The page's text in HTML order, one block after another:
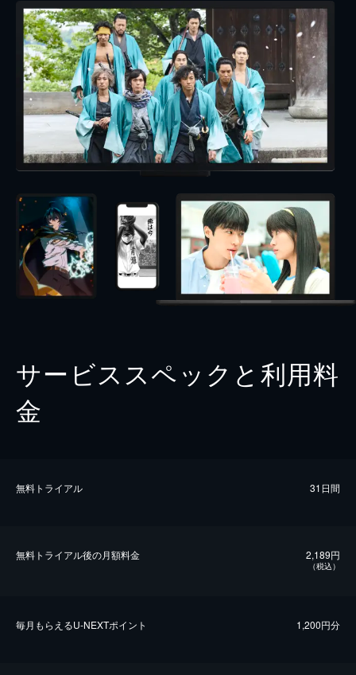
サービススペックと利用料
金
無料トライアル 31日間
無料トライアル後の⽉額料金 2,189円
（税込）
毎⽉もらえるU-NEXTポイント 1,200円分